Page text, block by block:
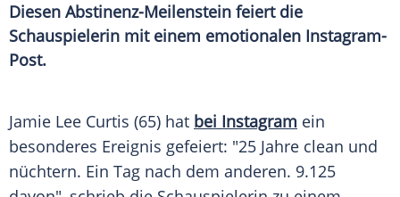
Diesen Abstinenz-Meilenstein feiert die
Schauspielerin mit einem emotionalen Instagram-
Post.
Jamie Lee Curtis (65) hat bei Instagram ein
besonderes Ereignis gefeiert: "25 Jahre clean und
nüchtern. Ein Tag nach dem anderen. 9.125